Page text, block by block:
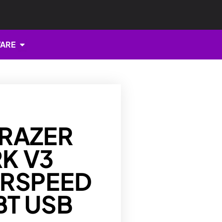
Open HARDWARE
V3
USB